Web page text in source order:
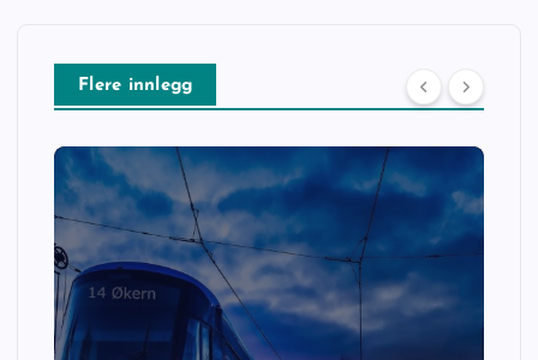
Flere innlegg